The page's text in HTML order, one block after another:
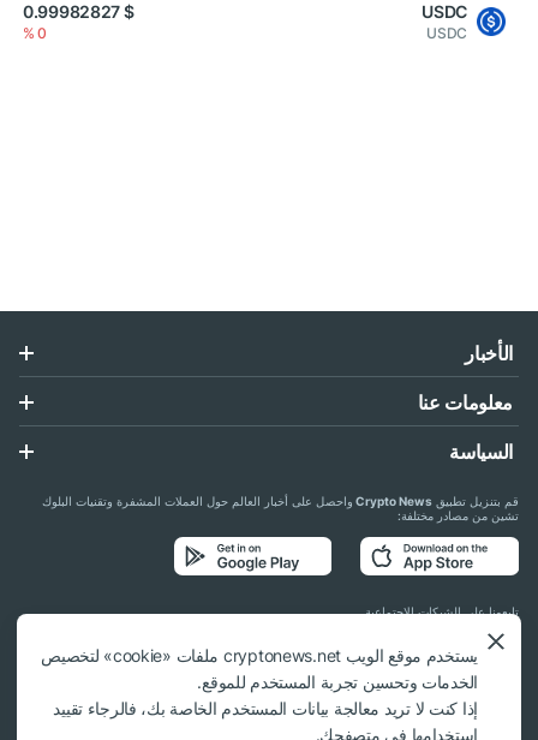
USDC
USDC
$ 0.99982827
0 %
الأخبار
معلومات عنا
السياسة
قم بتنزيل تطبيق Crypto News واحصل على أخبار العالم حول العملات المشفرة وتقنيات البلوك
تشين من مصادر مختلفة:
تابعونا على الشبكات الاجتماعية
يستخدم موقع الويب cryptonews.net ملفات «cookie» لتخصيص
الخدمات وتحسين تجربة المستخدم للموقع.
إذا كنت لا تريد معالجة بيانات المستخدم الخاصة بك، فالرجاء تقييد
استخدامها في متصفحك.